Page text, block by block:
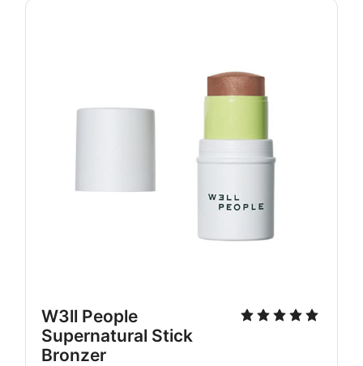
W3ll People
Supernatural Stick
Bronzer